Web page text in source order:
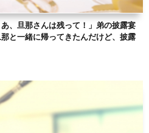
、旦那さんは残って！」弟の披露宴
と一緒に帰ってきたんだけど、披露